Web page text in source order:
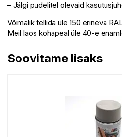
– Jälgi pudelitel olevaid
Võimalik tellida üle 150 erineva
Meil laos kohapeal üle 40-e
Soovitame lisaks